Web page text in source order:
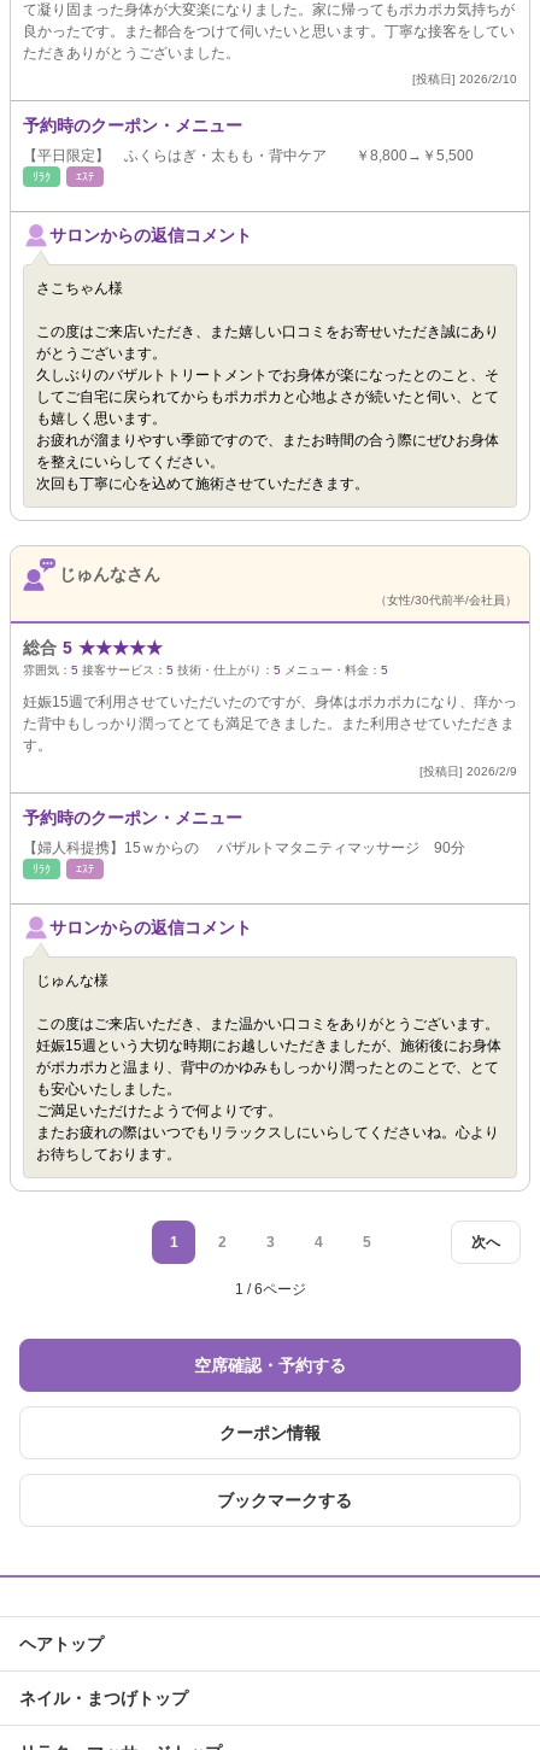
て凝り固まった身体が大変楽になりました。家に帰ってもポカポカ気持ちが
良かったです。また都合をつけて伺いたいと思います。丁寧な接客をしてい
ただきありがとうございました。
[投稿日] 2026/2/10
予約時のクーポン・メニュー
【平日限定】 ふくらはぎ・太もも・背中ケア ￥8,800→￥5,500
ﾘﾗｸ ｴｽﾃ
サロンからの返信コメント
さこちゃん様
この度はご来店いただき、また嬉しい口コミをお寄せいただき誠にあり
がとうございます。
久しぶりのバザルトトリートメントでお身体が楽になったとのこと、そ
してご自宅に戻られてからもポカポカと心地よさが続いたと伺い、とて
も嬉しく思います。
お疲れが溜まりやすい季節ですので、またお時間の合う際にぜひお身体
を整えにいらしてください。
次回も丁寧に心を込めて施術させていただきます。
じゅんなさん
（女性/30代前半/会社員）
総合 5 ★★★★★
雰囲気： 5 接客サービス： 5 技術・仕上がり： 5 メニュー・料金： 5
妊娠15週で利用させていただいたのですが、身体はポカポカになり、痒かっ
た背中もしっかり潤ってとても満足できました。また利用させていただきま
す。
[投稿日] 2026/2/9
予約時のクーポン・メニュー
【婦人科提携】15ｗからの バザルトマタニティマッサージ 90分
ﾘﾗｸ ｴｽﾃ
サロンからの返信コメント
じゅんな様
この度はご来店いただき、また温かい口コミをありがとうございます。
妊娠15週という大切な時期にお越しいただきましたが、施術後にお身体
がポカポカと温まり、背中のかゆみもしっかり潤ったとのことで、とて
も安心いたしました。
ご満足いただけたようで何よりです。
またお疲れの際はいつでもリラックスしにいらしてくださいね。心より
お待ちしております。
次へ
1 2 3 4 5
1 / 6ページ
空席確認・予約する
クーポン情報
ブックマークする
ヘアトップ
ネイル・まつげトップ